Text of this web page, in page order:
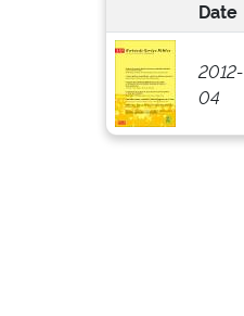
Date
2012-
04